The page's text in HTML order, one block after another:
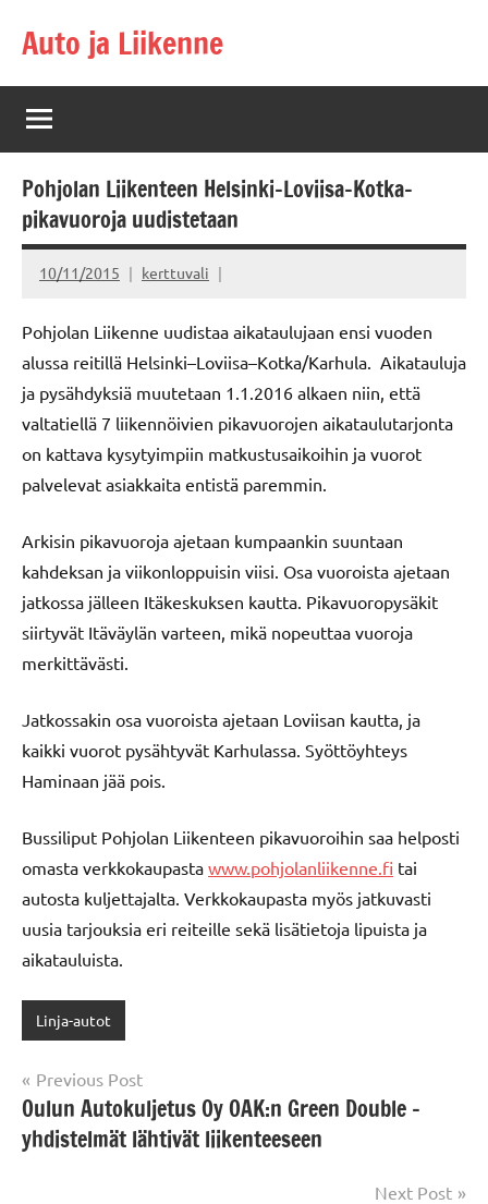
Auto ja Liikenne
Pohjolan Liikenteen Helsinki–Loviisa–Kotka-
pikavuoroja uudistetaan
10/11/2015 kerttuvali
Pohjolan Liikenne uudistaa aikataulujaan ensi vuoden
alussa reitillä Helsinki–Loviisa–Kotka/Karhula. Aikatauluja
ja pysähdyksiä muutetaan 1.1.2016 alkaen niin, että
valtatiellä 7 liikennöivien pikavuorojen aikataulutarjonta
on kattava kysytyimpiin matkustusaikoihin ja vuorot
palvelevat asiakkaita entistä paremmin.
Arkisin pikavuoroja ajetaan kumpaankin suuntaan
kahdeksan ja viikonloppuisin viisi. Osa vuoroista ajetaan
jatkossa jälleen Itäkeskuksen kautta. Pikavuoropysäkit
siirtyvät Itäväylän varteen, mikä nopeuttaa vuoroja
merkittävästi.
Jatkossakin osa vuoroista ajetaan Loviisan kautta, ja
kaikki vuorot pysähtyvät Karhulassa. Syöttöyhteys
Haminaan jää pois.
Bussiliput Pohjolan Liikenteen pikavuoroihin saa helposti
omasta verkkokaupasta www.pohjolanliikenne.fi tai
autosta kuljettajalta. Verkkokaupasta myös jatkuvasti
uusia tarjouksia eri reiteille sekä lisätietoja lipuista ja
aikatauluista.
Linja-autot
Post
navigation
Previous Post
Oulun Autokuljetus Oy OAK:n Green Double -
yhdistelmät lähtivät liikenteeseen
Next Post